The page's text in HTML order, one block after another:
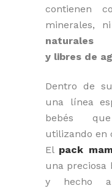
contienen
minerales,
naturales
y libres de
Dentro de
una línea
bebés
utilizando en
El pack
una preciosa
y hecho